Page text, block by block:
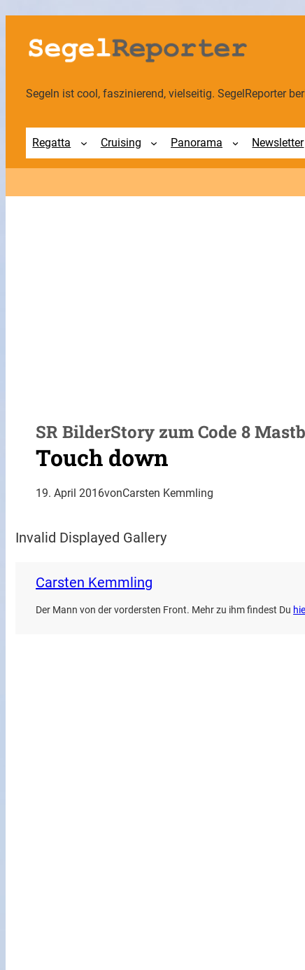
Zum
Inhalt
springen
Segeln ist cool, faszinierend, vielseitig. SegelReporter
Regatta Cruising Panorama Newsletter
SR BilderStory zum Code 8
Touch down
19. April 2016vonCarsten Kemmling
Invalid Displayed Gallery
Carsten Kemmling
Der Mann von der vordersten Front. Mehr zu ihm findest Du